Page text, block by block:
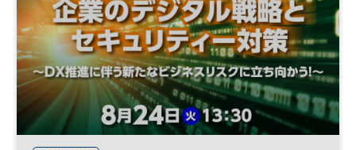
日経メッセプレミアム・カンファレンス・シリーズ
プレミアム・カンファレンス・シリーズ